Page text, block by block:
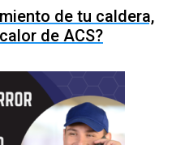
de tu caldera,
de ACS?